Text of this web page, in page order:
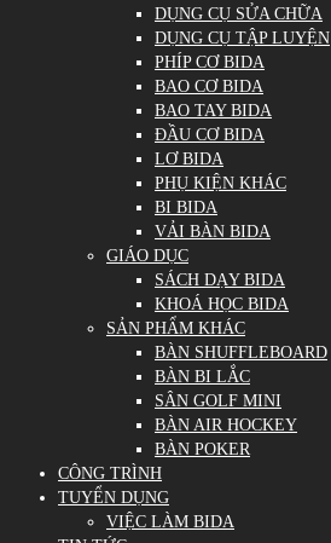
DỤNG CỤ SỬA CHỮA
DỤNG CỤ TẬP LUYỆN
PHÍP CƠ BIDA
BAO CƠ BIDA
BAO TAY BIDA
ĐẦU CƠ BIDA
LƠ BIDA
PHỤ KIỆN KHÁC
BI BIDA
VẢI BÀN BIDA
GIÁO DỤC
SÁCH DẠY BIDA
KHOÁ HỌC BIDA
SẢN PHẨM KHÁC
BÀN SHUFFLEBOARD
BÀN BI LẮC
SÂN GOLF MINI
BÀN AIR HOCKEY
BÀN POKER
CÔNG TRÌNH
TUYỂN DỤNG
VIỆC LÀM BIDA